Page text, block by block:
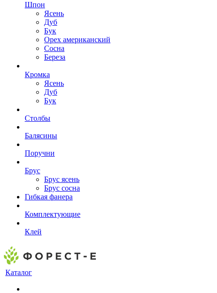
Шпон
Ясень
Дуб
Бук
Орех американский
Сосна
Береза
Кромка
Ясень
Дуб
Бук
Столбы
Балясины
Поручни
Брус
Брус ясень
Брус сосна
Гибкая фанера
Комплектующие
Клей
Каталог